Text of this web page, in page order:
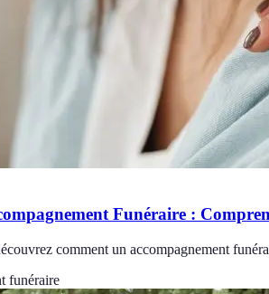
Funéraire :
comment un accompagnement
funéraire